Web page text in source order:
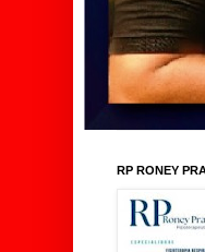
RP RONEY